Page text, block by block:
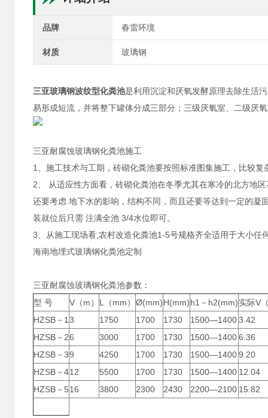
品牌 春雷环境
材质 玻璃钢
三亚玻璃钢波纹型化粪池是利用沉淀和厌氧发酵原理去除生活
易形成短流，并将整下罐体分成三部分；三级厌氧室、二级厌
三亚耐腐蚀玻璃钢化粪池施工
1、施工技术与工期，砖砌化粪池要按照标准图集施工，比较
2、 从适应性方面看，砖砌化粪池在冬季尤其在寒冷的北方地
还要考虑 地下水的影响，结构不同，而且还要等达到一定的
装就位后只需 注满全池 3/4水位即可。
3、从施工现场看,农村改造化粪池1-5号规格齐全适用于大小任
海南地埋式玻璃钢化粪池定制
三亚耐腐蚀玻璃钢化粪池参数：
型 号
V（m） L（mm） Ø(mm)H(mm)h1－h2(mm)实际V
HZSB－1 3 1750 1700 1730 1500—14003.42
HZSB－26 3000 1700 1730 1500—14006.36
HZSB－39 4250 1700 1730 1500—14009.20
HZSB－412 5500 1700 1730 1500—1400 12.04
HZSB－516 3800 2300 2430 2200—2100 15.82